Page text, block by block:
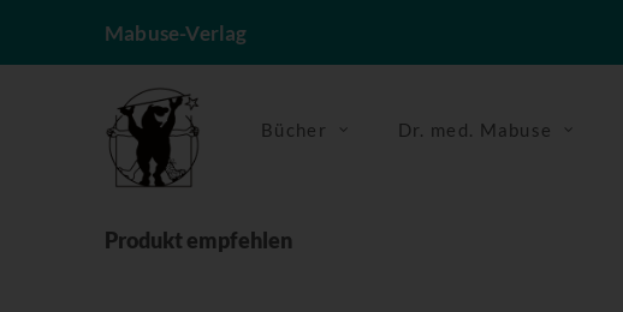
Mabuse-Verlag
Bücher Dr. med. Mabuse
Produkt empfehlen